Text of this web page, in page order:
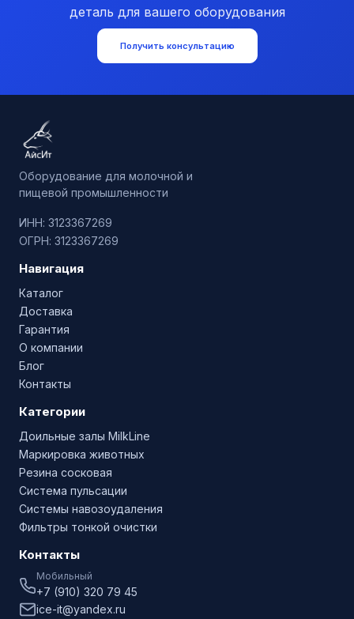
деталь для вашего оборудования
Получить консультацию
Оборудование для молочной и
пищевой промышленности
ИНН: 3123367269
ОГРН: 3123367269
Навигация
Каталог
Доставка
Гарантия
О компании
Блог
Контакты
Категории
Доильные залы MilkLine
Маркировка животных
Резина сосковая
Система пульсации
Системы навозоудаления
Фильтры тонкой очистки
Контакты
Мобильный
+7 (910) 320 79 45
ice-it@yandex.ru